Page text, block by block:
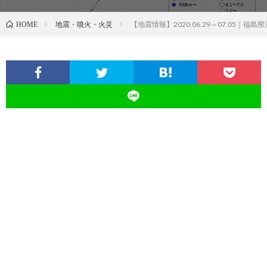
HOME 地震・噴火・火災 【地震情報】2020.06.29～07.05｜福島